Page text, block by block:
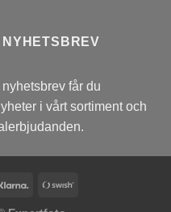
får du
i vårt sortiment och